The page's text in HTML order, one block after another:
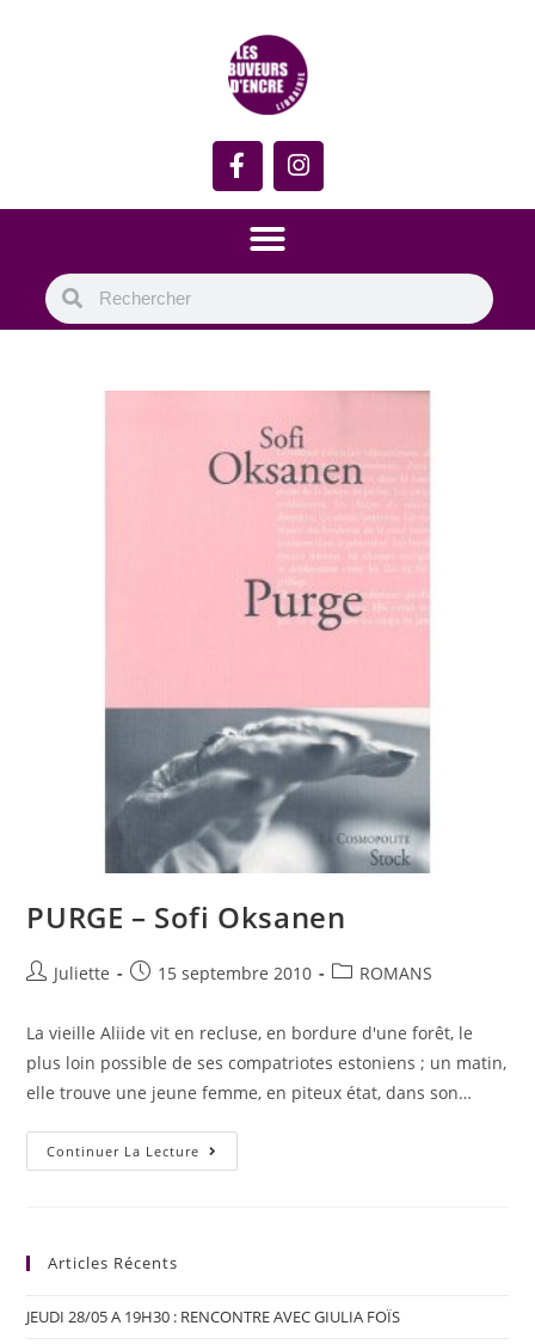
PURGE – Sofi Oksanen
Juliette 15 septembre 2010 ROMANS
La vieille Aliide vit en recluse, en bordure d'une forêt, le
plus loin possible de ses compatriotes estoniens ; un matin,
elle trouve une jeune femme, en piteux état, dans son…
Continuer La Lecture
Articles Récents
JEUDI 28/05 A 19H30 : RENCONTRE AVEC GIULIA FOÏS